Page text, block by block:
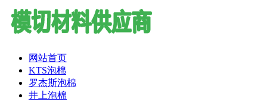
网站首页
KTS泡棉
罗杰斯泡棉
井上泡棉